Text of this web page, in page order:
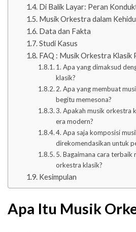
Di Balik Layar: Peran
Musik Orkestra dalam
Data dan Fakta
Studi Kasus
FAQ : Musik Orkestra Klasik
1. Apa yang dimaksud
klasik?
2. Apa yang membuat
begitu memesona?
3. Apakah musik orkestra
era modern?
4. Apa saja komposisi
direkomendasikan untuk
5. Bagaimana cara terbaik
orkestra klasik?
Kesimpulan
Apa Itu Musik